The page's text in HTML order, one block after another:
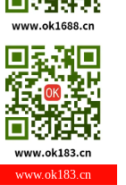
www.ok183.cn